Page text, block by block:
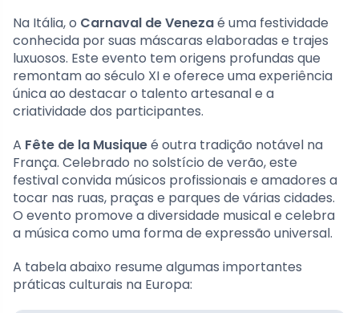
Na Itália, o Carnaval de Venezaé uma festividade
conhecida por suas máscaras elaboradas e trajes
luxuosos. Este evento tem origens profundas que
remontam ao século XI e oferece uma experiência
única ao destacar o talento artesanal e a
criatividade dos participantes.
A Fête de la Musiqueé outra tradição notável na
França. Celebrado no solstício de verão, este
festival convida músicos profissionais e amadores a
tocar nas ruas, praças e parques de várias cidades.
O evento promove a diversidade musical e celebra
a música como uma forma de expressão universal.
A tabela abaixo resume algumas importantes
práticas culturais na Europa: